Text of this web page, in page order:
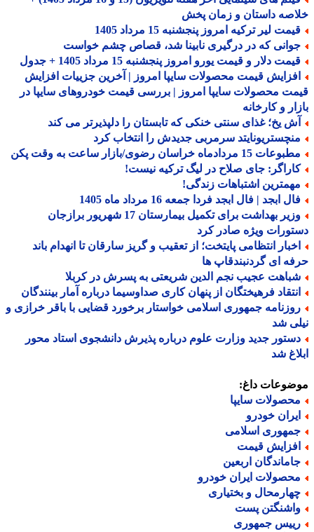
داستان و زمان پخش
لیر ترکیه امروز پنجشنبه 15 مرداد 1405
که در درگیری نابینا شد، قصاص چشم خواست
دلار و قیمت یورو امروز پنجشنبه 15 مرداد 1405 + جدول
قیمت محصولات سایپا امروز | آخرین جزییات افزایش
محصولات سایپا امروز | بررسی قیمت خودروهای سایپا در
و کارخانه
یخ؛ غذای سنتی خنکی که تابستان را دلپذیرتر می کند
سرمربی جدیدش را انتخاب کرد
15 مردادماه خراسان رضوی/بازار ساعت به وقت پکن
جای صلاح در لیگ ترکیه نیست!
اشتباهات زندگی!
ابجد | فال ابجد فردا جمعه 16 مرداد ماه 1405
وزیر بهداشت برای تکمیل بیمارستان 17 شهریور برازجان
ویژه صادر کرد
انتظامی پایتخت؛ از تعقیب و گریز سارقان تا انهدام باند
ای گردنبندقاپ ها
عجیب نجم الدین شریعتی به پسرش در کربلا
فرهیختگان از پنهان کاری صداوسیما درباره آمار بینندگان
جمهوری اسلامی خواستار برخورد قضایی با باقر خرازی و
شد
جدید وزارت علوم درباره پذیرش دانشجوی استاد محور
شد
داغ:
سایپا
خودرو
اسلامی
قیمت
اربعین
ایران خودرو
و بختیاری
پست
جمهوری